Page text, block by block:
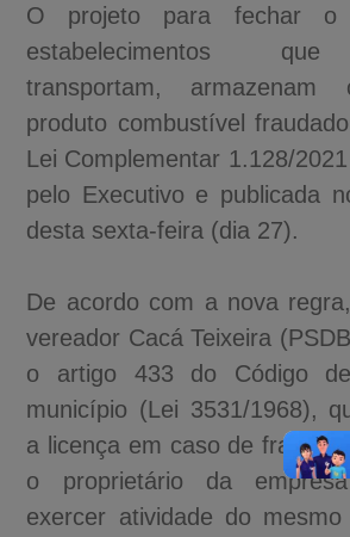
O projeto para fechar o
estabelecimentos que
transportam, armazenam
produto combustível
Lei Complementar 1.128/
pelo Executivo e publicada
desta sexta-feira (dia 27).
De acordo com a nova
vereador Cacá Teixeira
o artigo 433 do Código
município (Lei 3531/1968),
a licença em caso de fraude
o proprietário da
exercer atividade do